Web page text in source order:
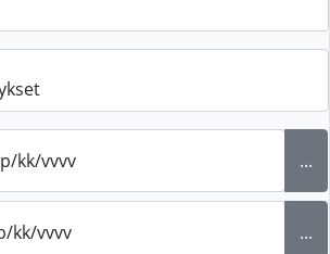
kk/vvvv ...
kk/vvvv ...